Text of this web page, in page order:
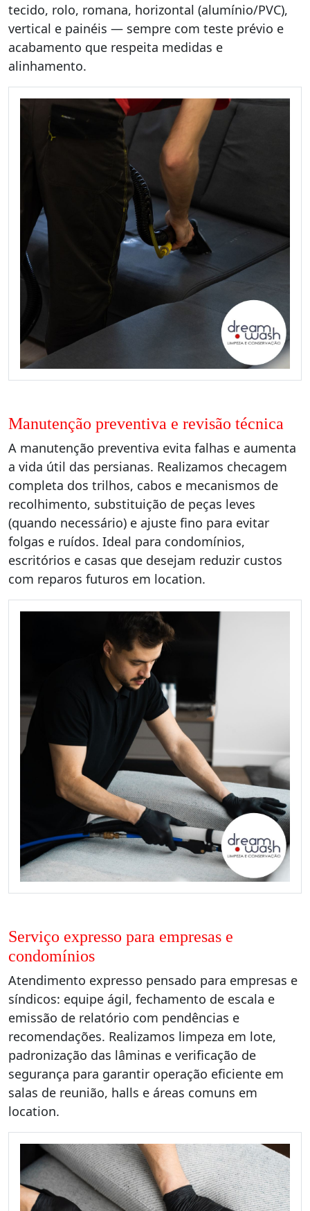
tecido, rolo, romana, horizontal (alumínio/PVC),
vertical e painéis — sempre com teste prévio e
acabamento que respeita medidas e
alinhamento.
Manutenção preventiva e revisão técnica
A manutenção preventiva evita falhas e aumenta
a vida útil das persianas. Realizamos checagem
completa dos trilhos, cabos e mecanismos de
recolhimento, substituição de peças leves
(quando necessário) e ajuste fino para evitar
folgas e ruídos. Ideal para condomínios,
escritórios e casas que desejam reduzir custos
com reparos futuros em location.
Serviço expresso para empresas e
condomínios
Atendimento expresso pensado para empresas e
síndicos: equipe ágil, fechamento de escala e
emissão de relatório com pendências e
recomendações. Realizamos limpeza em lote,
padronização das lâminas e verificação de
segurança para garantir operação eficiente em
salas de reunião, halls e áreas comuns em
location.